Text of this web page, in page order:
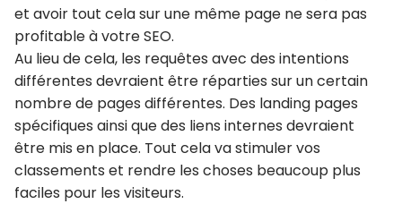
et avoir tout cela sur une même page ne sera pas
profitable à votre SEO.
Au lieu de cela, les requêtes avec des intentions
différentes devraient être réparties sur un certain
nombre de pages différentes. Des landing pages
spécifiques ainsi que des liens internes devraient
être mis en place. Tout cela va stimuler vos
classements et rendre les choses beaucoup plus
faciles pour les visiteurs.